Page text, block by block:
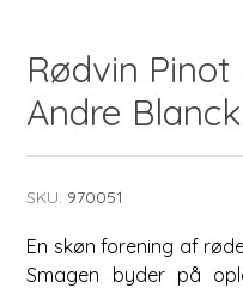
Rødvin
Andre Blanck
SKU: 970051
En skøn forening af
Smagen byder på